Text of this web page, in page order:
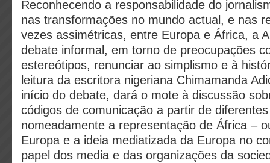
Reconhecendo a responsabilidade do
nas transformações no mundo actual, e nas
vezes assimétricas, entre Europa e África, a
debate informal, em torno de preocupações
estereótipos, renunciar ao simplismo e à
leitura da escritora nigeriana Chimamanda
início do debate, dará o mote à discussão
códigos de comunicação a partir de
nomeadamente a representação de África –
Europa e a ideia mediatizada da Europa no
papel dos media e das organizações da